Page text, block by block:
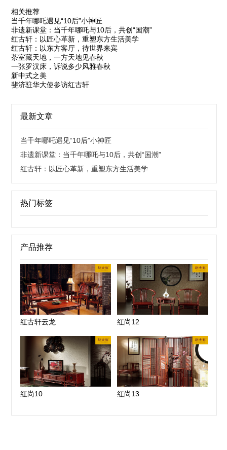
相关推荐
当千年哪吒遇见“10后”小神匠
非遗新课堂：当千年哪吒与10后，共创“国潮”
红古轩：以匠心革新，重塑东方生活美学
红古轩：以东方客厅，待世界来宾
茶室藏天地，一方天地见春秋
一张罗汉床，诉说多少风雅春秋
新中式之美
斐济驻华大使参访红古轩
最新文章
当千年哪吒遇见“10后”小神匠
非遗新课堂：当千年哪吒与10后，共创“国潮”
红古轩：以匠心革新，重塑东方生活美学
热门标签
产品推荐
红古轩云龙 红尚12
红尚10 红尚13